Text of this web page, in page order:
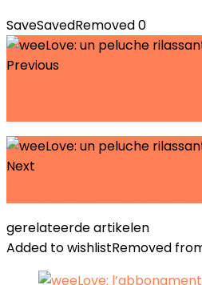
SaveSavedRemoved0
Previous
Next
gerelateerde artikelen
Added to wishlistRemoved